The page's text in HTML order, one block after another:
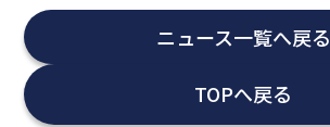
ニュース一覧へ戻る
TOPへ戻る